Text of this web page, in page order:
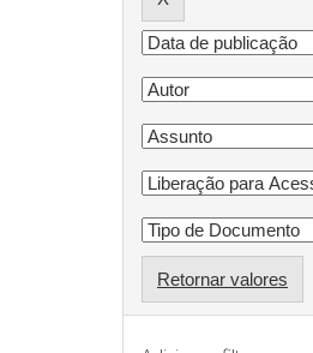
Retornar valores